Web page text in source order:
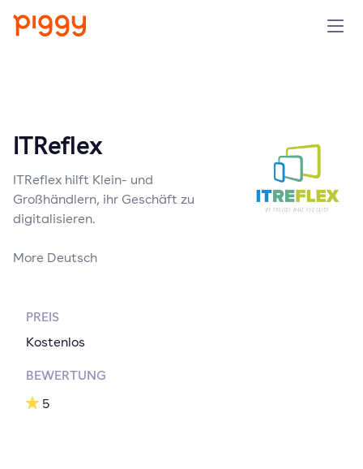
Preise
Unternehmen
ITReflex
ITReflex hilft Klein- und
Großhändlern, ihr Geschäft zu
digitalisieren.
More Deutsch
PREIS
Kostenlos
BEWERTUNG
5